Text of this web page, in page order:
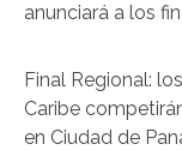
anunciará a los
Final Regional:
Caribe
en Ciudad de